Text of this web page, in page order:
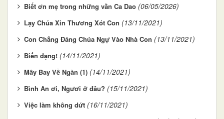
Biết ơn mẹ trong những vần Ca Dao (06/05/2026)
Lạy Chúa Xin Thương Xót Con (13/11/2021)
Con Chẳng Đáng Chúa Ngự Vào Nhà Con (13/11/2021)
Biến dạng! (14/11/2021)
Mây Bay Về Ngàn (1) (14/11/2021)
Bình An ơi, Ngươi ở đâu? (15/11/2021)
Việc làm không dứt (16/11/2021)